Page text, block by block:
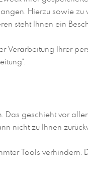
Hierzu sowie
steht Ihnen ein
Verarbeitung Ihrer
Das geschieht vor
nicht zu Ihnen
Tools